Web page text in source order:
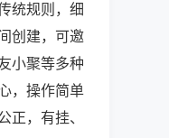
统规则，细
创建，可邀
小聚等多种
，操作简单
，有挂、